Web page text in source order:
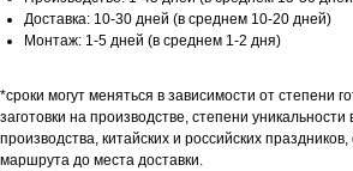
Доставка: 10-30 дней (в среднем 10-20 дней)
Монтаж: 1-5 дней (в среднем 1-2 дня)
*сроки могут меняться в зависимости от степени
заготовки на производстве, степени уникальности
производства, китайских и российских
маршрута до места доставки.